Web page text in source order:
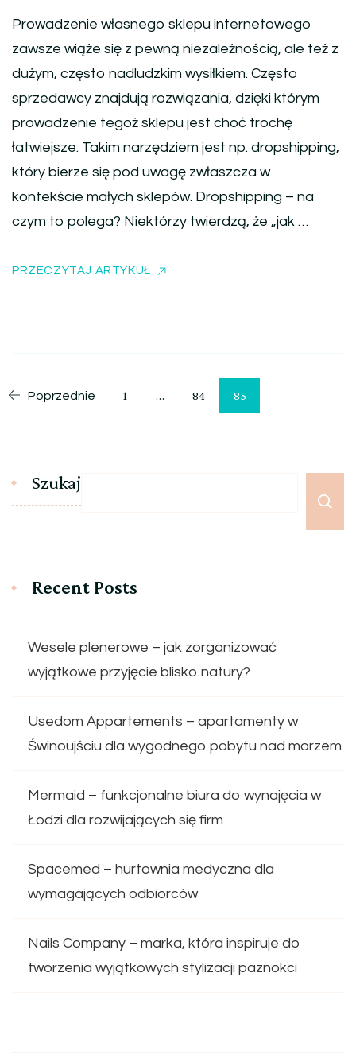
Prowadzenie własnego sklepu internetowego
zawsze wiąże się z pewną niezależnością, ale też z
dużym, często nadludzkim wysiłkiem. Często
sprzedawcy znajdują rozwiązania, dzięki którym
prowadzenie tegoż sklepu jest choć trochę
łatwiejsze. Takim narzędziem jest np. dropshipping,
który bierze się pod uwagę zwłaszcza w
kontekście małych sklepów. Dropshipping – na
czym to polega? Niektórzy twierdzą, że „jak …
PRZECZYTAJ ARTYKUŁ
Stronicowanie
Poprzednie Strona
1 … Strona
84 Strona
85
Szukaj
Recent Posts
Wesele plenerowe – jak zorganizować
wyjątkowe przyjęcie blisko natury?
Usedom Appartements – apartamenty w
Świnoujściu dla wygodnego pobytu nad morzem
Mermaid – funkcjonalne biura do wynajęcia w
Łodzi dla rozwijających się firm
Spacemed – hurtownia medyczna dla
wymagających odbiorców
Nails Company – marka, która inspiruje do
tworzenia wyjątkowych stylizacji paznokci